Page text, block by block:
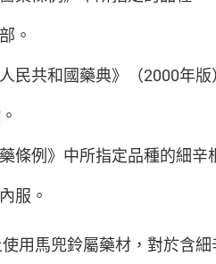
。
民共和國藥典》（2000年版
條例》中所指定品種的細辛
服。
用馬兜鈴屬藥材，對於含